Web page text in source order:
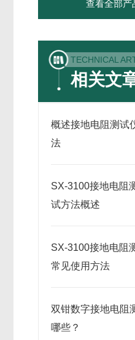
查看全部产
TECHNICAL
相关文
概述接地电阻测试
法
SX-3100接地电阻
试方法概述
SX-3100接地电阻
常见使用方法
双钳数字接地电阻
哪些？